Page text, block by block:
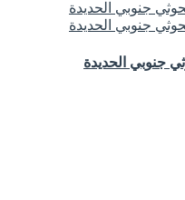
جنوبي الحديدة